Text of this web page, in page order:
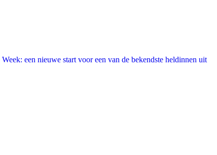
een nieuwe start voor een van de bekendste heldinnen uit